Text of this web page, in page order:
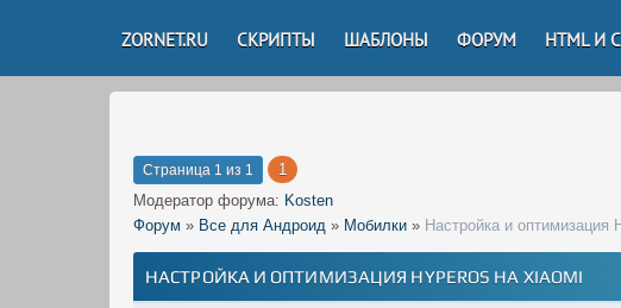
ZORNET.RU СКРИПТЫ ШАБЛОНЫ ФОРУМ HTML И
Страница 1 из 1
1
Модератор форума: Kosten
Форум » Все для Андроид » Мобилки » Настройка и оптимизация
НАСТРОЙКА И ОПТИМИЗАЦИЯ HYPEROS НА XIAOMI